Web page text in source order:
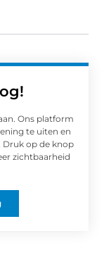
Ons platform
te uiten en
Druk op de knop
zichtbaarheid